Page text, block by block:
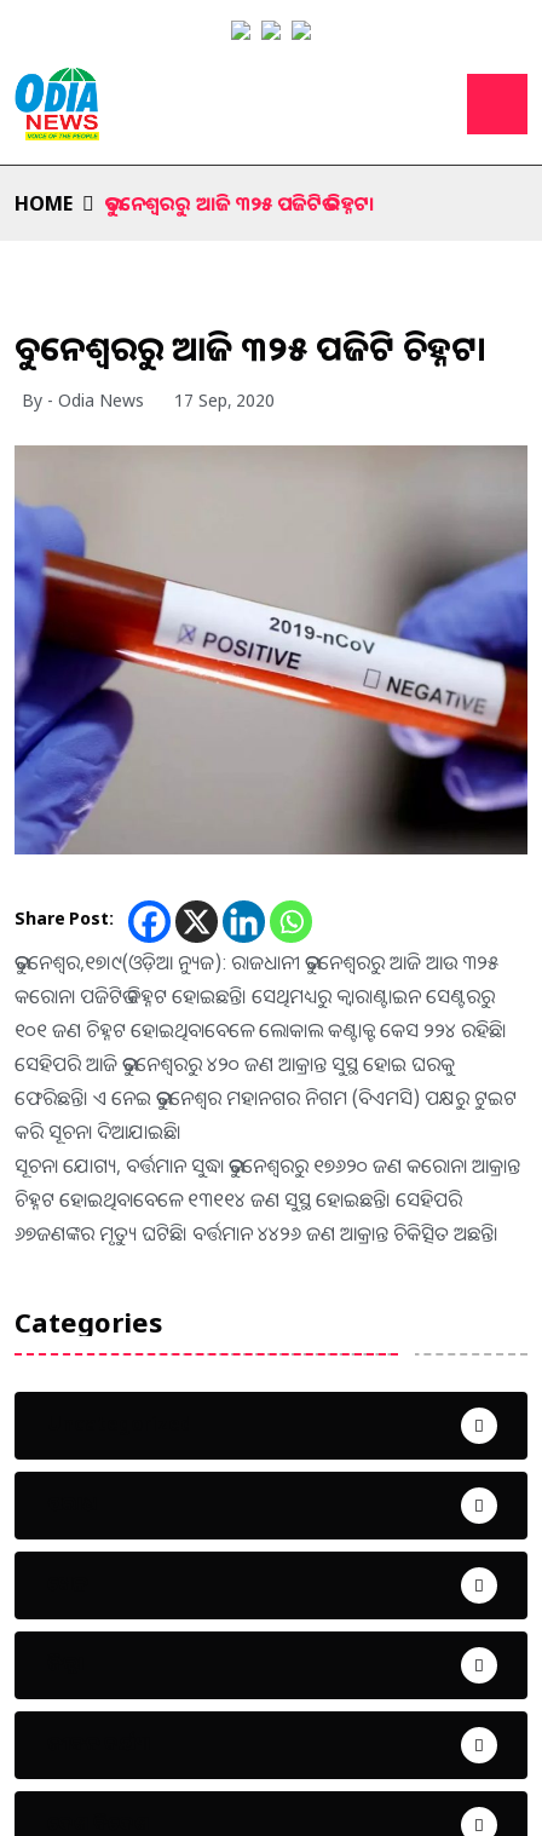
HOME ଭୁବନେଶ୍ୱରରୁ ଆଜି ୩୨୫ ପଜିଟିଭ ଚିହ୍ନଟ।
ଭୁବନେଶ୍ୱରରୁ ଆଜି ୩୨୫ ପଜିଟିଭ ଚିହ୍ନଟ।
By - Odia News 17 Sep, 2020
Share Post:
ଭୁବନେଶ୍ୱର,୧୭।୯(ଓଡ଼ିଆ ନ୍ୟୁଜ): ରାଜଧାନୀ ଭୁବନେଶ୍ୱରରୁ ଆଜି ଆଉ ୩୨୫
କରୋନା ପଜିଟିଭ ଚିହ୍ନଟ ହୋଇଛନ୍ତି। ସେଥିମଧ୍ୟରୁ କ୍ୱାରାଣ୍ଟାଇନ ସେଣ୍ଟରରୁ
୧୦୧ ଜଣ ଚିହ୍ନଟ ହୋଇଥିବାବେଳେ ଲୋକାଲ କଣ୍ଟାକ୍ଟ କେସ ୨୨୪ ରହିଛି।
ସେହିପରି ଆଜି ଭୁବନେଶ୍ୱରରୁ ୪୨୦ ଜଣ ଆକ୍ରାନ୍ତ ସୁସ୍ଥ ହୋଇ ଘରକୁ
ଫେରିଛନ୍ତି। ଏ ନେଇ ଭୁବନେଶ୍ୱର ମହାନଗର ନିଗମ (ବିଏମସି) ପକ୍ଷରୁ ଟୁଇଟ
କରି ସୂଚନା ଦିଆଯାଇଛି।
ସୂଚନା ଯୋଗ୍ୟ, ବର୍ତ୍ତମାନ ସୁଦ୍ଧା ଭୁବନେଶ୍ୱରରୁ ୧୭୬୨୦ ଜଣ କରୋନା ଆକ୍ରାନ୍ତ
ଚିହ୍ନଟ ହୋଇଥିବାବେଳେ ୧୩୧୧୪ ଜଣ ସୁସ୍ଥ ହୋଇଛନ୍ତି। ସେହିପରି
୬୭ଜଣଙ୍କର ମୃତ୍ୟୁ ଘଟିଛି। ବର୍ତ୍ତମାନ ୪୪୨୬ ଜଣ ଆକ୍ରାନ୍ତ ଚିକିତ୍ସିତ ଅଛନ୍ତି।
Categories